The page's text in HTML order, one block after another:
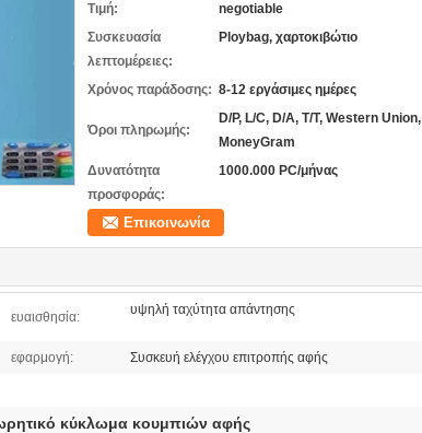
Τιμή:
negotiable
Συσκευασία
λεπτομέρειες:
Ploybag, χαρτοκιβώτιο
Χρόνος παράδοσης: 8-12 εργάσιμες ημέρες
Όροι πληρωμής:
D/P, L/C, D/A, T/T, Western Union,
MoneyGram
Δυνατότητα
προσφοράς:
1000.000 PC/μήνας
Επικοινωνία
ευαισθησία: υψηλή ταχύτητα απάντησης
εφαρμογή: Συσκευή ελέγχου επιτροπής αφής
κύκλωμα κουμπιών αφής